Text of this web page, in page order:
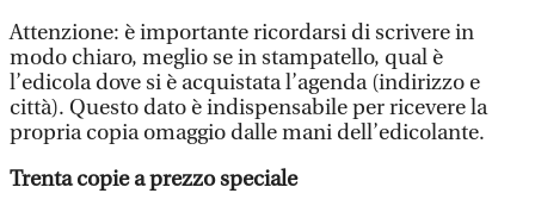
Attenzione: è importante ricordarsi di scrivere in
modo chiaro, meglio se in stampatello, qual è
l’edicola dove si è acquistata l’agenda (indirizzo e
città). Questo dato è indispensabile per ricevere la
propria copia omaggio dalle mani dell’edicolante.
Trenta copie a prezzo speciale